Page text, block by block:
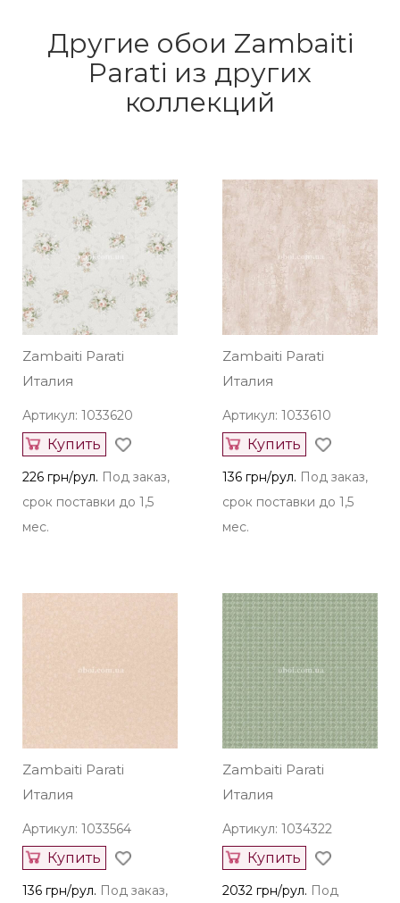
Другие обои Zambaiti
Parati из других
коллекций
Zambaiti Parati
Италия
Артикул: 1033620
Купить
226 грн/рул. Под заказ,
срок поставки до 1,5
мес.
Zambaiti Parati
Италия
Артикул: 1033610
Купить
136 грн/рул. Под заказ,
срок поставки до 1,5
мес.
Zambaiti Parati
Италия
Артикул: 1033564
Купить
136 грн/рул. Под заказ,
Zambaiti Parati
Италия
Артикул: 1034322
Купить
2032 грн/рул. Под